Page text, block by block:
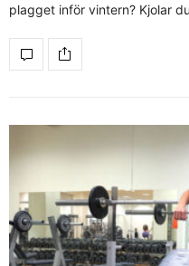
plagget inför vintern? Kjolar